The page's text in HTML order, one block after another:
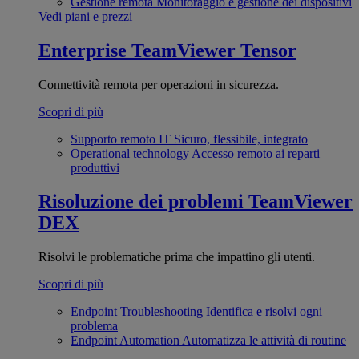
Vedi piani e prezzi
Enterprise TeamViewer Tensor
Connettività remota per operazioni in sicurezza.
Scopri di più
Supporto remoto IT Sicuro, flessibile, integrato
Operational technology Accesso remoto ai reparti
produttivi
Risoluzione dei problemi TeamViewer
DEX
Risolvi le problematiche prima che impattino gli utenti.
Scopri di più
Endpoint Troubleshooting Identifica e risolvi ogni
problema
Endpoint Automation Automatizza le attività di routine